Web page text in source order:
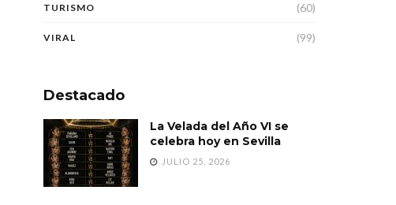
TURISMO (60)
VIRAL (99)
Destacado
La Velada del Año VI se
celebra hoy en Sevilla
JULIO 25, 2026